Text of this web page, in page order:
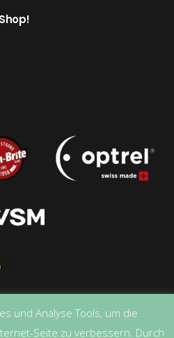
und Analyse Tools, um die
Seite zu verbessern. Durch